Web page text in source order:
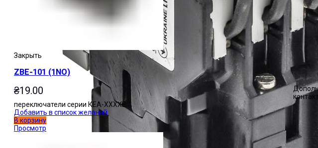
Закрыть
ZBE-101 (1NO)
₴19.00
переключатели серии КЕА-ХХХХЕ.
Добавить в список желаний
В корзину
Просмотр